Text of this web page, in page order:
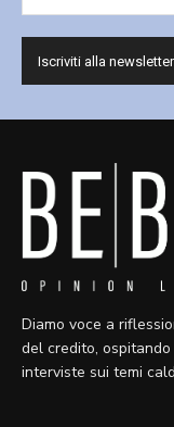
Diamo voce a
del credito,
interviste sui temi